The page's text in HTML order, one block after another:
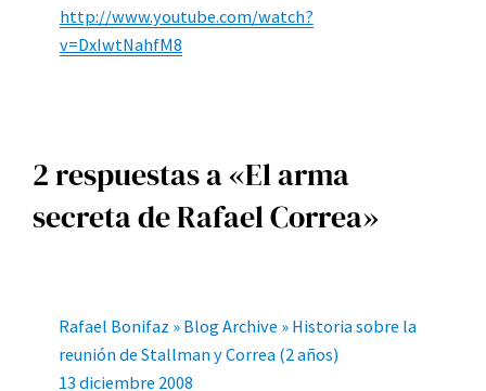
http://www.youtube.com/watch?
v=DxIwtNahfM8
2 respuestas a «El arma
secreta de Rafael Correa»
Rafael Bonifaz » Blog Archive » Historia sobre la
reunión de Stallman y Correa (2 años)
13 diciembre 2008